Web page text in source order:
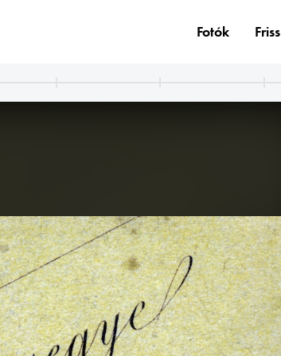
1900 1900
Fotók Friss